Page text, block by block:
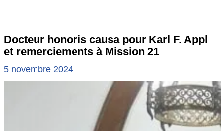
Docteur honoris causa pour Karl F. Appl
et remerciements à Mission 21
5 novembre 2024